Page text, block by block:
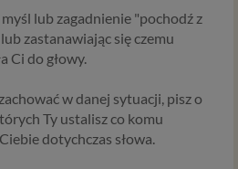
lub zagadnienie "pochodź z
zastanawiając się czemu
Ci do głowy.
w danej sytuacji, pisz o
Ty ustalisz co komu
dotychczas słowa.
korzystania z naszego
adres e-mail, adres IP lub
czy w innej
plikach cookies lub podobnych
instalowanych przez nas
na naszych stronach i